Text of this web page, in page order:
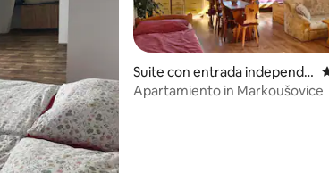
evaluaciones
Suite con entrada independie
nte en Markoušovice
Apartamiento in Markoušovice